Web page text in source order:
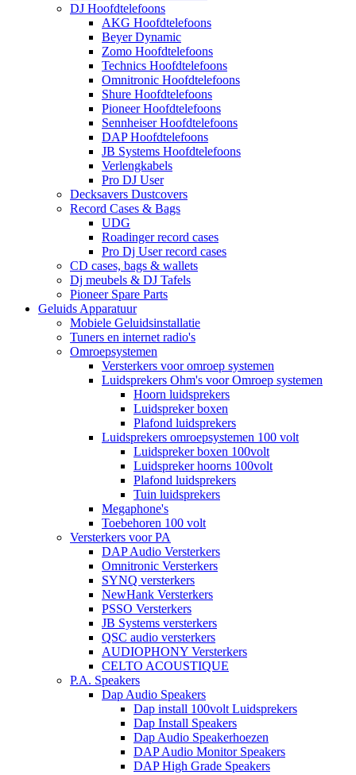
DJ Hoofdtelefoons
AKG Hoofdtelefoons
Beyer Dynamic
Zomo Hoofdtelefoons
Technics Hoofdtelefoons
Omnitronic Hoofdtelefoons
Shure Hoofdtelefoons
Pioneer Hoofdtelefoons
Sennheiser Hoofdtelefoons
DAP Hoofdtelefoons
JB Systems Hoofdtelefoons
Verlengkabels
Pro DJ User
Decksavers Dustcovers
Record Cases & Bags
UDG
Roadinger record cases
Pro Dj User record cases
CD cases, bags & wallets
Dj meubels & DJ Tafels
Pioneer Spare Parts
Geluids Apparatuur
Mobiele Geluidsinstallatie
Tuners en internet radio's
Omroepsystemen
Versterkers voor omroep systemen
Luidsprekers Ohm's voor Omroep systemen
Hoorn luidsprekers
Luidspreker boxen
Plafond luidsprekers
Luidsprekers omroepsystemen 100 volt
Luidspreker boxen 100volt
Luidspreker hoorns 100volt
Plafond luidsprekers
Tuin luidsprekers
Megaphone's
Toebehoren 100 volt
Versterkers voor PA
DAP Audio Versterkers
Omnitronic Versterkers
SYNQ versterkers
NewHank Versterkers
PSSO Versterkers
JB Systems versterkers
QSC audio versterkers
AUDIOPHONY Versterkers
CELTO ACOUSTIQUE
P.A. Speakers
Dap Audio Speakers
Dap install 100volt Luidsprekers
Dap Install Speakers
Dap Audio Speakerhoezen
DAP Audio Monitor Speakers
DAP High Grade Speakers